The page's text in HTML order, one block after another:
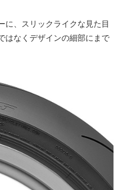
に、スリックライクな見た目
はなくデザインの細部にまで